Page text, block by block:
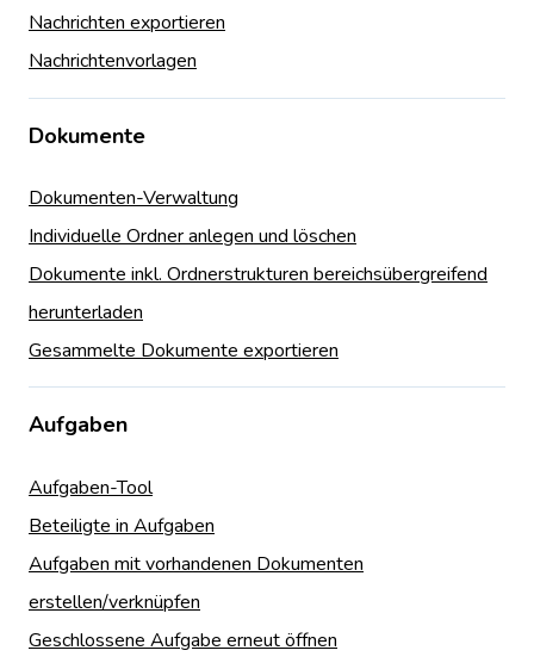
Nachrichten exportieren
Nachrichtenvorlagen
Dokumente
Dokumenten-Verwaltung
Individuelle Ordner anlegen und löschen
Dokumente inkl. Ordnerstrukturen bereichsübergreifend
herunterladen
Gesammelte Dokumente exportieren
Aufgaben
Aufgaben-Tool
Beteiligte in Aufgaben
Aufgaben mit vorhandenen Dokumenten
erstellen/verknüpfen
Geschlossene Aufgabe erneut öffnen